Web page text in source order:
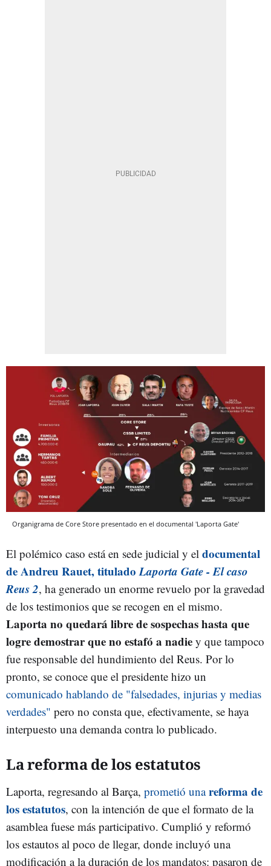
Organigrama de Core Store presentado en el documental 'Laporta Gate'
El polémico caso está en sede judicial y el documental
de Andreu Rauet, tituladoLaporta Gate - El caso
Reus 2, ha generado un enorme revuelo por la gravedad
de los testimonios que se recogen en el mismo.
Laporta no quedará libre de sospechas hasta que
logre demostrar que no estafó a nadie y que tampoco
fue responsable del hundimiento del Reus. Por lo
pronto, se conoce que el presidente hizo un
comunicado hablando de "falsedades, injurias y medias
verdades" pero no consta que, efectivamente, se haya
interpuesto una demanda contra lo publicado.
La reforma de los estatutos
Laporta, regresando al Barça, prometió unareforma de
los estatutos, con la intención de que el formato de la
asamblea fuese más participativo. Cumplió y reformó
los estautos al poco de llegar, donde incluyó una
modificación a la duración de los mandatos: pasaron de